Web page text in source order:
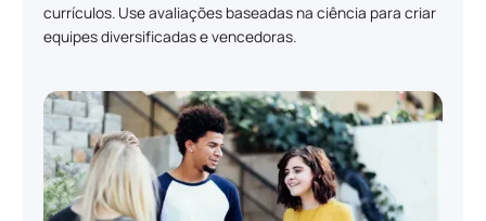
currículos. Use avaliações baseadas na ciência para criar
equipes diversificadas e vencedoras.